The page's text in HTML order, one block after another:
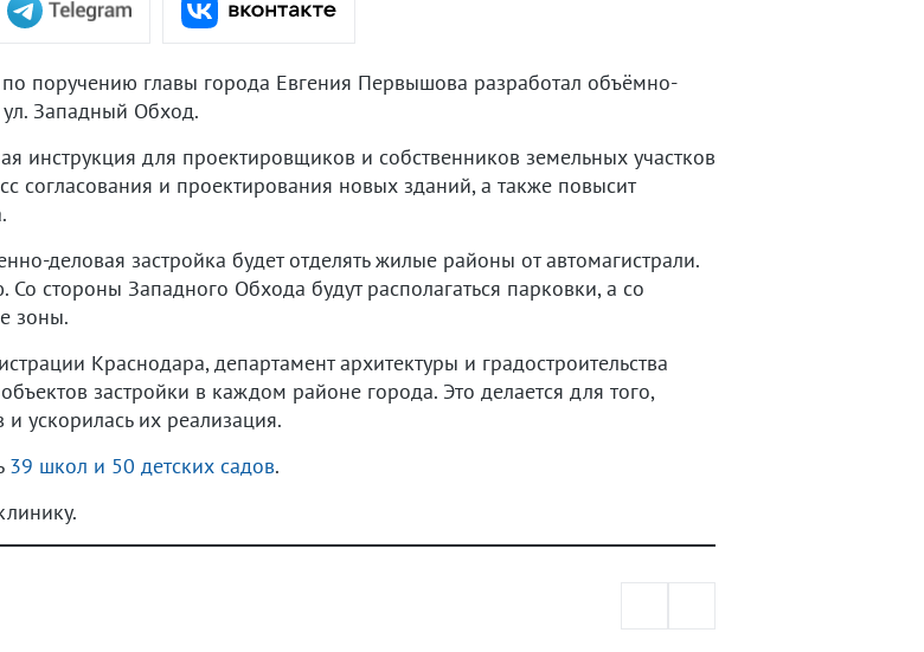
по поручению главы города Евгения Первышова разработал объёмно-
Западный Обход.
инструкция для проектировщиков и собственников земельных участков
согласования и проектирования новых зданий, а также повысит
деловая застройка будет отделять жилые районы от автомагистрали.
Со стороны Западного Обхода будут располагаться парковки, а со
зоны.
Краснодара, департамент архитектуры и градостроительства
застройки в каждом районе города. Это делается для того,
ускорилась их реализация.
39 школ и 50 детских садов.